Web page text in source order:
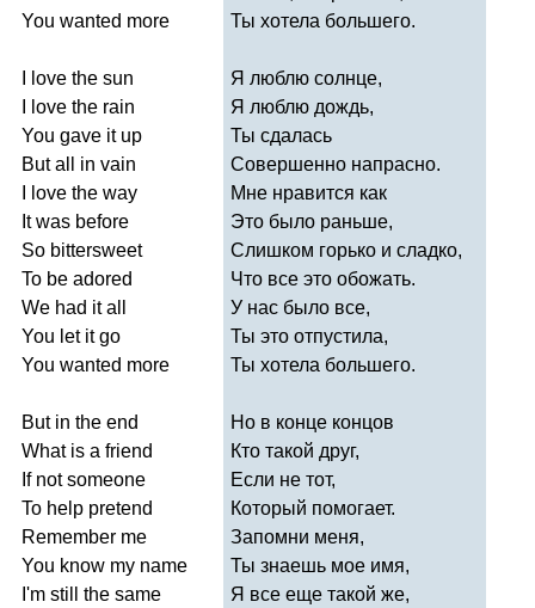
You wanted more
love the sun
love the rain
You gave it up
But all in vain
love the way
It was before
So bittersweet
To be adored
We had it all
You let it go
You wanted more
But in the end
What is a friend
If not someone
To help pretend
Remember me
You know my name
I'm still the same
Ты хотела большего.
Я люблю солнце,
Я люблю дождь,
Ты сдалась
Совершенно напрасно.
Мне нравится как
Это было раньше,
Слишком горько и сладко,
Что все это обожать.
У нас было все,
Ты это отпустила,
Ты хотела большего.
Но в конце концов
Кто такой друг,
Если не тот,
Который помогает.
Запомни меня,
Ты знаешь мое имя,
Я все еще такой же,